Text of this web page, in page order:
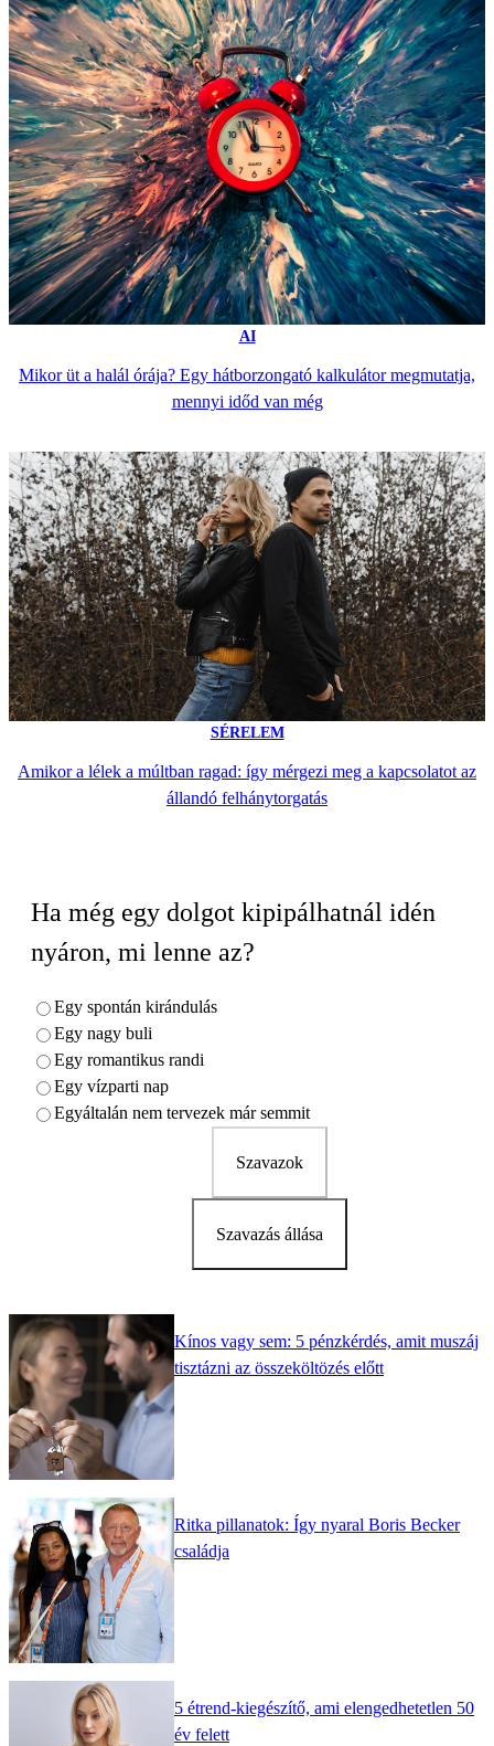
AI
Mikor üt a halál órája? Egy hátborzongató kalkulátor megmutatja,
mennyi időd van még
SÉRELEM
Amikor a lélek a múltban ragad: így mérgezi meg a kapcsolatot az
állandó felhánytorgatás
Ha még egy dolgot kipipálhatnál idén
nyáron, mi lenne az?
Egy spontán kirándulás
Egy nagy buli
Egy romantikus randi
Egy vízparti nap
Egyáltalán nem tervezek már semmit
Szavazok
Szavazás állása
Kínos vagy sem: 5 pénzkérdés, amit muszáj
tisztázni az összeköltözés előtt
Ritka pillanatok: Így nyaral Boris Becker
családja
5 étrend-kiegészítő, ami elengedhetetlen 50
év felett